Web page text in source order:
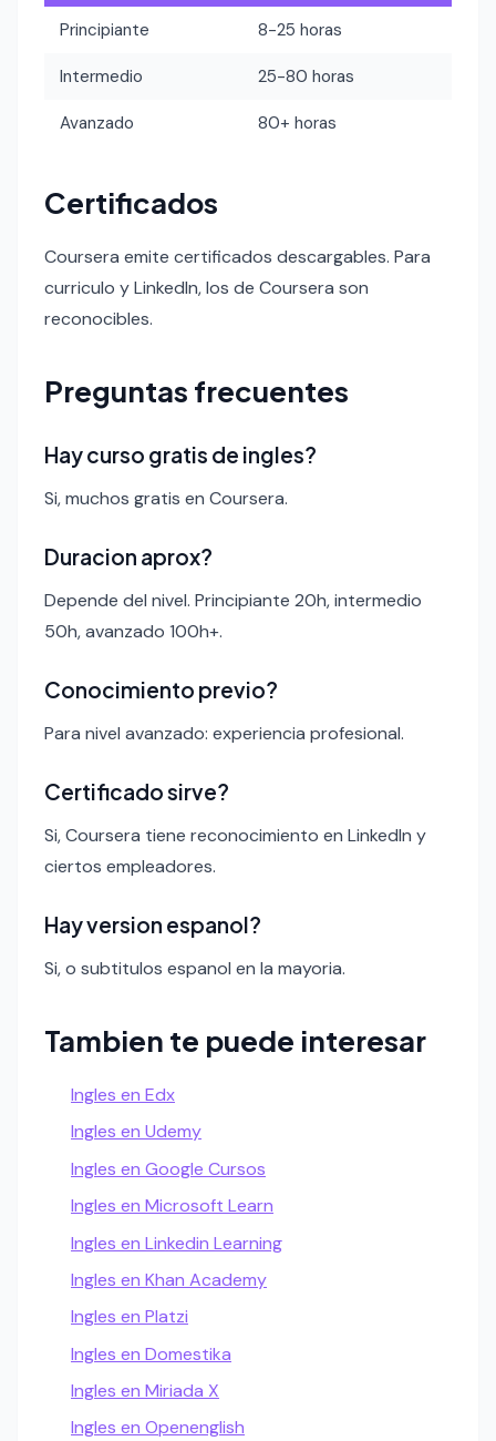
Principiante 8-25 horas
Intermedio 25-80 horas
Avanzado 80+ horas
Certificados
Coursera emite certificados descargables. Para
curriculo y LinkedIn, los de Coursera son
reconocibles.
Preguntas frecuentes
Hay curso gratis de ingles?
Si, muchos gratis en Coursera.
Duracion aprox?
Depende del nivel. Principiante 20h, intermedio
50h, avanzado 100h+.
Conocimiento previo?
Para nivel avanzado: experiencia profesional.
Certificado sirve?
Si, Coursera tiene reconocimiento en LinkedIn y
ciertos empleadores.
Hay version espanol?
Si, o subtitulos espanol en la mayoria.
Tambien te puede interesar
Ingles en Edx
Ingles en Udemy
Ingles en Google Cursos
Ingles en Microsoft Learn
Ingles en Linkedin Learning
Ingles en Khan Academy
Ingles en Platzi
Ingles en Domestika
Ingles en Miriada X
Ingles en Openenglish